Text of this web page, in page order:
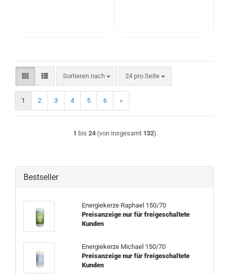
Sortieren nach
Sortieren nach 24 pro Seite
pro Seite
1 2 3 4 5 6 »
1 bis 24(von insgesamt 132)
Bestseller
Energiekerze Raphael 150/70
Preisanzeige nur für freigeschaltete
Kunden
Energiekerze Michael 150/70
Preisanzeige nur für freigeschaltete
Kunden